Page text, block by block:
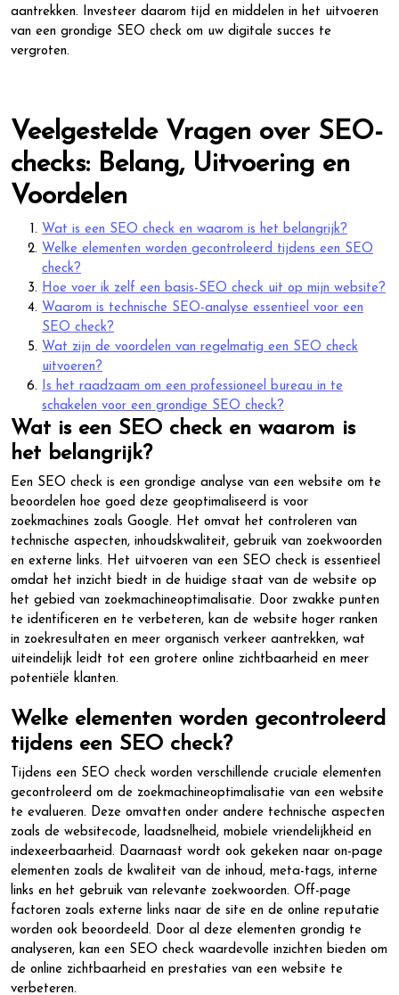
aantrekken. Investeer daarom tijd en middelen in het uitvoeren
van een grondige SEO check om uw digitale succes te
vergroten.
Veelgestelde Vragen over SEO-
checks: Belang, Uitvoering en
Voordelen
Wat is een SEO check en waarom is het belangrijk?
Welke elementen worden gecontroleerd tijdens een SEO
check?
Hoe voer ik zelf een basis-SEO check uit op mijn website?
Waarom is technische SEO-analyse essentieel voor een
SEO check?
Wat zijn de voordelen van regelmatig een SEO check
uitvoeren?
Is het raadzaam om een professioneel bureau in te
schakelen voor een grondige SEO check?
Wat is een SEO check en waarom is
het belangrijk?
Een SEO check is een grondige analyse van een website om te
beoordelen hoe goed deze geoptimaliseerd is voor
zoekmachines zoals Google. Het omvat het controleren van
technische aspecten, inhoudskwaliteit, gebruik van zoekwoorden
en externe links. Het uitvoeren van een SEO check is essentieel
omdat het inzicht biedt in de huidige staat van de website op
het gebied van zoekmachineoptimalisatie. Door zwakke punten
te identificeren en te verbeteren, kan de website hoger ranken
in zoekresultaten en meer organisch verkeer aantrekken, wat
uiteindelijk leidt tot een grotere online zichtbaarheid en meer
potentiële klanten.
Welke elementen worden gecontroleerd
tijdens een SEO check?
Tijdens een SEO check worden verschillende cruciale elementen
gecontroleerd om de zoekmachineoptimalisatie van een website
te evalueren. Deze omvatten onder andere technische aspecten
zoals de websitecode, laadsnelheid, mobiele vriendelijkheid en
indexeerbaarheid. Daarnaast wordt ook gekeken naar on-page
elementen zoals de kwaliteit van de inhoud, meta-tags, interne
links en het gebruik van relevante zoekwoorden. Off-page
factoren zoals externe links naar de site en de online reputatie
worden ook beoordeeld. Door al deze elementen grondig te
analyseren, kan een SEO check waardevolle inzichten bieden om
de online zichtbaarheid en prestaties van een website te
verbeteren.